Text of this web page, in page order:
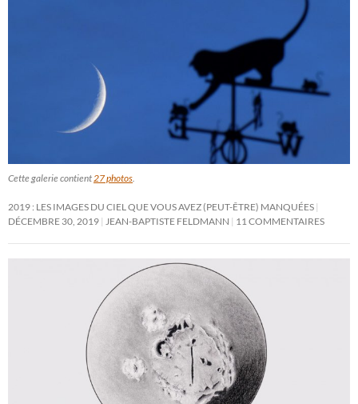
Cette galerie contient27 photos.
2019 : LES IMAGES DU CIEL QUE VOUS AVEZ (PEUT-ÊTRE) MANQUÉES
DÉCEMBRE 30, 2019 JEAN-BAPTISTE FELDMANN 11 COMMENTAIRES